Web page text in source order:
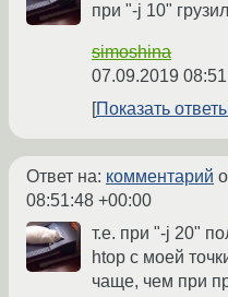
при "-j 10"
simoshina
07.09.2019
Показать
Ответ на: комментарий
08:51:48 +00:00
т.е. при "-j 20"
htop с моей
чаще, чем при